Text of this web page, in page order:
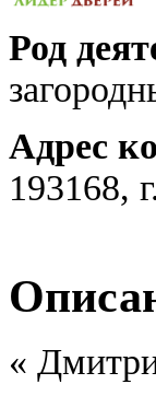
Род
Адрес
193168,
«